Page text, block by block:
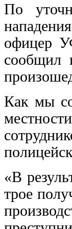
По
офицер
сообщил
Как мы
«В
трое